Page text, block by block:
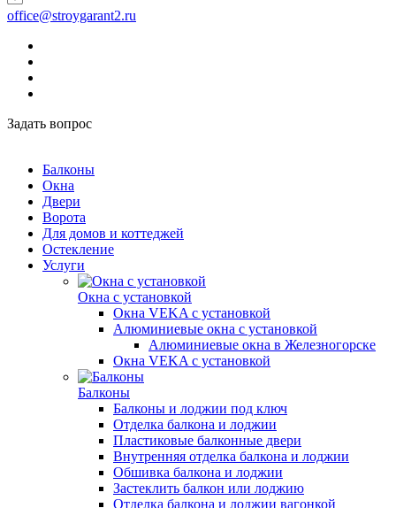
office@stroygarant2.ru
Задать вопрос
Балконы
Окна
Двери
Ворота
Для домов и коттеджей
Остекление
Услуги
Окна с установкой
Окна VEKA с установкой
Алюминиевые окна с установкой
Алюминиевые окна в Железногорске
Окна VEKA с установкой
Балконы
Балконы и лоджии под ключ
Отделка балкона и лоджии
Пластиковые балконные двери
Внутренняя отделка балкона и лоджии
Обшивка балкона и лоджии
Застеклить балкон или лоджию
Отделка балкона и лоджии вагонкой